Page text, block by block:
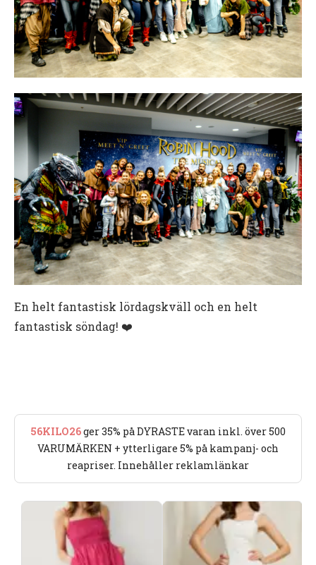
En helt fantastisk lördagskväll och en helt
fantastisk söndag! ❤️
56KILO26ger 35% på DYRASTE varan inkl. över 500
VARUMÄRKEN + ytterligare 5% på kampanj- och
reapriser. Innehåller reklamlänkar